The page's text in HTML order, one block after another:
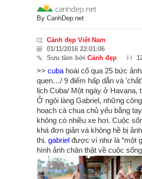
By CanhDep.net
Cảnh đẹp Việt Nam
01/11/2016 22:01:06
Sưu tầm bởi Cảnh đẹp
>> cuba hoài cổ qua 25 bức
quen…/ 9 điểm hấp dẫn và
lịch Cuba/ Một ngày ở Havana,
Ở ngôi làng Gabriel, những
hoạch cà chua chủ yếu bằng
không có nhiều xe hơi. Cuộc
khá đơn giản và không hề bị
thị. gabriel được ví như là “một
hình ảnh chân thật về cuộc